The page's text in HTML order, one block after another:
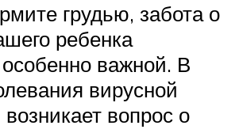
грудью, забота о
ребенка
важной. В
вирусной
вопрос о